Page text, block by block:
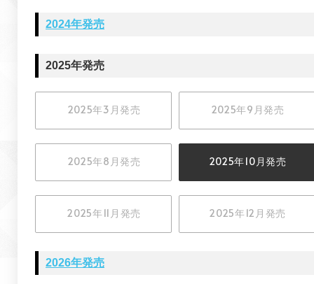
2024年発売
2025年発売
2025年3月発売 2025年9月発売
2025年8月発売 2025年10月発売
2025年11月発売 2025年12月発売
2026年発売